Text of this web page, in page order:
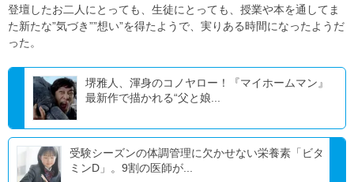
登壇したお二人にとっても、生徒にとっても、授業や本を通してま
た新たな”気づき””想い”を得たようで、実りある時間になったようだ
った。
堺雅人、渾身のコノヤロー！『マイホームマン』
最新作で描かれる“父と娘...
受験シーズンの体調管理に欠かせない栄養素「ビタ
ミンD」。9割の医師が...